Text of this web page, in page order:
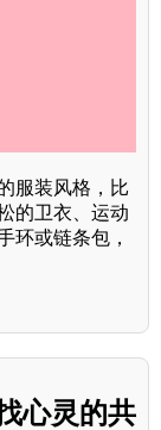
服装风格，比
的卫衣、运动
环或链条包，
心灵的共